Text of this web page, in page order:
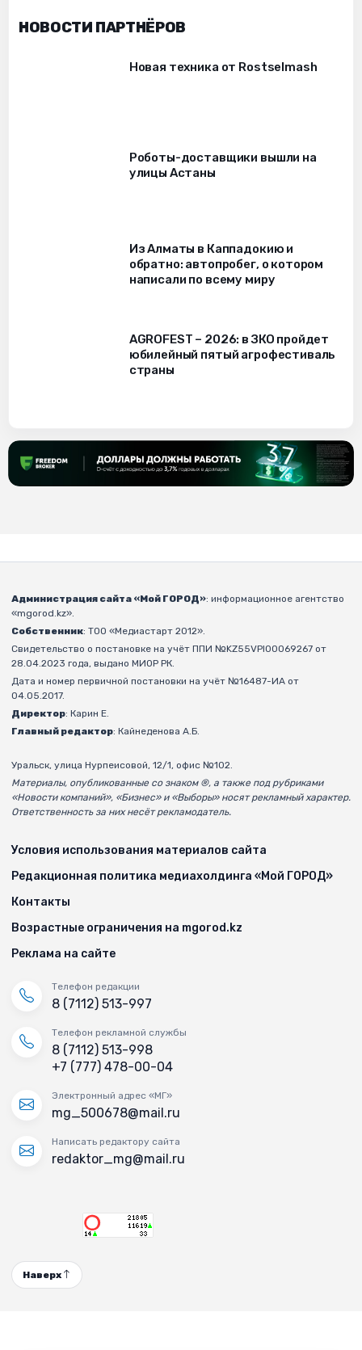
НОВОСТИ ПАРТНЁРОВ
Новая техника от Rostselmash
Роботы-доставщики вышли на
улицы Астаны
Из Алматы в Каппадокию и
обратно: автопробег, о котором
написали по всему миру
AGROFEST – 2026: в ЗКО пройдет
юбилейный пятый агрофестиваль
страны
Администрация сайта «Мой ГОРОД»: информационное агентство
«mgorod.kz».
Собственник: ТОО «Медиастарт 2012».
Свидетельство о постановке на учёт ППИ №KZ55VPI00069267 от
28.04.2023 года, выдано МИОР РК.
Дата и номер первичной постановки на учёт №16487-ИА от
04.05.2017.
Директор: Карин Е.
Главный редактор: Кайнеденова А.Б.
Уральск, улица Нурпеисовой, 12/1, офис №102.
Материалы, опубликованные со знаком ®, а также под рубриками
«Новости компаний», «Бизнес» и «Выборы» носят рекламный характер.
Ответственность за них несёт рекламодатель.
Условия использования материалов сайта
Редакционная политика медиахолдинга «Мой ГОРОД»
Контакты
Возрастные ограничения на mgorod.kz
Реклама на сайте
Телефон редакции
8 (7112) 513-997
Телефон рекламной службы
8 (7112) 513-998
+7 (777) 478-00-04
Электронный адрес «МГ»
mg_500678@mail.ru
Написать редактору сайта
redaktor_mg@mail.ru
Наверх